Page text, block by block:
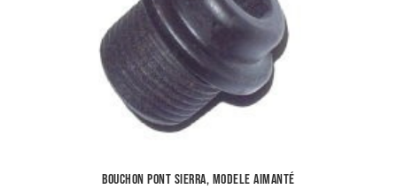
bouchon pont sierra, modele aimanté